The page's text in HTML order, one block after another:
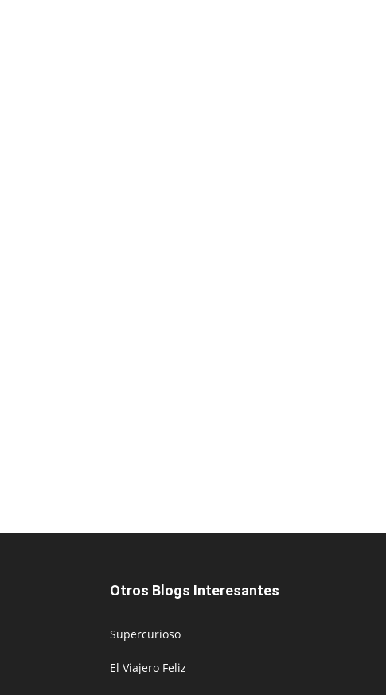
Otros Blogs Interesantes
Supercurioso
El Viajero Feliz